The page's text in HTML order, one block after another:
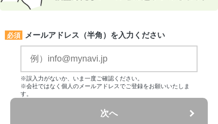
必須 メールアドレス（半角）を入力ください
※誤入力がないか、いま一度ご確認ください。
※会社ではなく個人のメールアドレスでご登録をお願いいたしま
す。
次へ